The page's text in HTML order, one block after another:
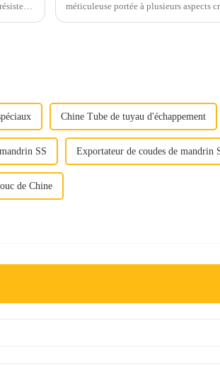
méticuleuse portée à plusieurs aspects cruciaux. Qu'il s'agisse d'assurer une
Chine Tube de tuyau d'échappement
SS Exportateur de coudes de mandrin
de Chine